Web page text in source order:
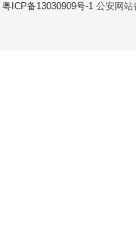
粤ICP备13030909号-1 公安网站